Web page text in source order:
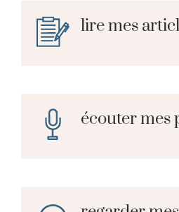
lire mes
écouter mes